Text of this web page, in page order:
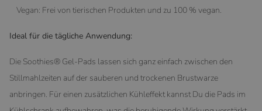
Vegan: Frei von tierischen Produkten und zu 100 % vegan.
Ideal für die tägliche Anwendung:
Die Soothies® Gel-Pads lassen sich ganz einfach zwischen den
Stillmahlzeiten auf der sauberen und trockenen Brustwarze
anbringen. Für einen zusätzlichen Kühleffekt kannst Du die Pads im